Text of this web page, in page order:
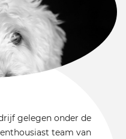
gelegen onder de
team van